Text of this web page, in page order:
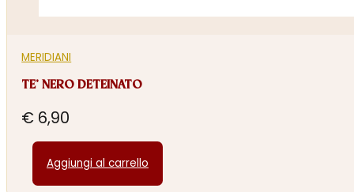
MERIDIANI
TE’ NERO DETEINATO
€ 6,90
Aggiungi al carrello